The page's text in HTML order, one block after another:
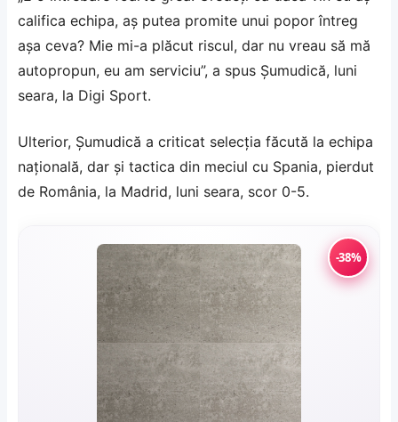
califica echipa, aş putea promite unui popor întreg
aşa ceva? Mie mi-a plăcut riscul, dar nu vreau să mă
autopropun, eu am serviciu”, a spus Șumudică, luni
seara, la Digi Sport.
Ulterior, Șumudică a criticat selecția făcută la echipa
națională, dar și tactica din meciul cu Spania, pierdut
de România, la Madrid, luni seara, scor 0-5.
-38%